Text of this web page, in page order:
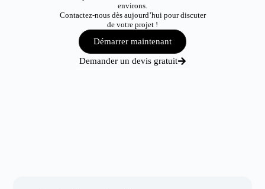
environs.
Contactez-nous dès aujourd’hui pour discuter
de votre projet !
Démarrer maintenant
Demander un devis gratuit